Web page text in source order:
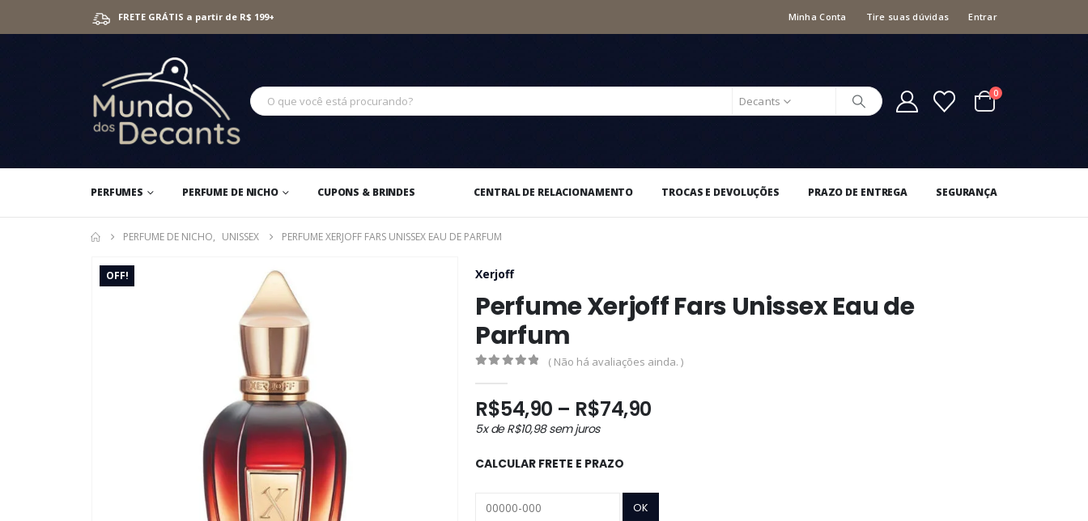
FRETE GRÁTIS a partir de R$ 199+ Minha Conta Tire suas dúvidas Entrar
Decants
0
PERFUMES PERFUME DE NICHO CUPONS & BRINDES CENTRAL DE RELACIONAMENTO TROCAS E DEVOLUÇÕES PRAZO DE ENTREGA SEGURANÇA
PERFUME DE NICHO, UNISSEX PERFUME XERJOFF FARS UNISSEX EAU DE PARFUM
OFF! Xerjoff
Perfume Xerjoff Fars Unissex Eau de
Parfum
( Não há avaliações ainda. )
R$54,90 – R$74,90Faixa
através
5x deR$10,98sem juros
CALCULAR FRETE E PRAZO